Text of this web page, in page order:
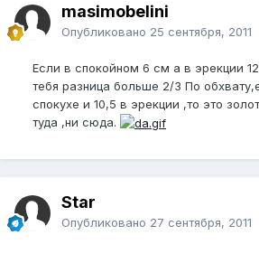
masimobelini
Опубликовано 25 сентября, 2011
Если в спокойном 6 см а в эрекции
тебя разница больше 2/3 По
спокухе и 10,5 в эрекции ,то это
туда ,ни сюда.
Star
Опубликовано 27 сентября, 2011